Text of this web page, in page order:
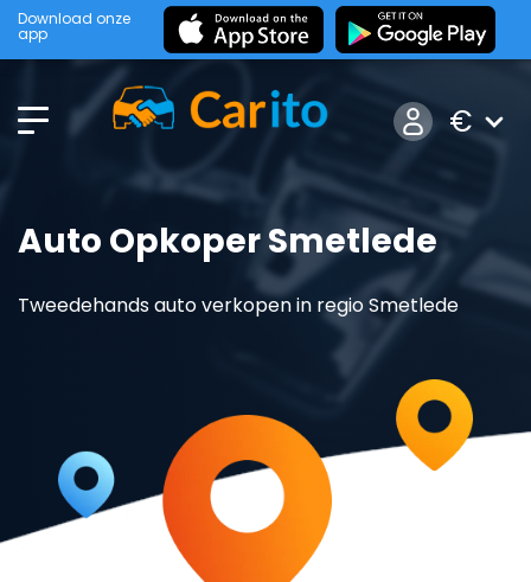
Download onze
app
€
Auto Opkoper Smetlede
Tweedehands auto verkopen in regio Smetlede